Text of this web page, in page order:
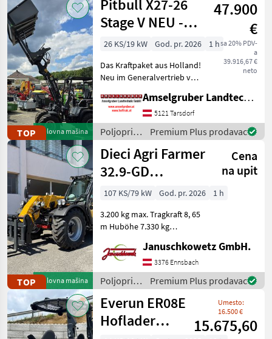
strojevi /
SAT
TOP Polovna mašina
Pitbull X27-26
Stage V NEU -
Planetenachsen+Z-
Kinematik
47.900
€
sa 20% PDV-
a
39.916,67 €
neto
26 KS/19 kW God. pr. 2026
1 h
Das Kraftpaket aus Holland!
Neu im Generalvertrieb von
Neben unseren bekannten
Fuchs Hofladern, und Cast
& Worky-Quad Miniladern
erweitert n
Amselgruber Landtechnik GmbH
5121 Tarsdorf
Poljoprivredni
motorni
strojevi /
Pitbull
Premium Plus prodavac
TOP Polovna mašina
Dieci Agri Farmer
32.9-GD
Teleskoplader
Cena
na upit
107 KS/79 kW God. pr. 2026
1 h
3.200 kg max. Tragkraft 8, 65
m Huböhe 7.330 kg
Motor 3.880 cm³ CR mit
DOC+DPF+SCR 40 km/h
Höchstgeschwindigkeit
Komfortkabine gefeder
Januschkowetz GmbH.
3376 Ennsbach
Poljoprivredni
motorni
strojevi /
Dieci
Premium Plus prodavac
Everun ER08E
Hoflader
Umesto:
16.500 €
15.675,60